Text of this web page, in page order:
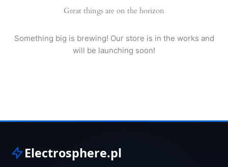
Great things are on the horizon
Something big is brewing! Our store is in the works and
will be launching soon!
Electrosphere.pl